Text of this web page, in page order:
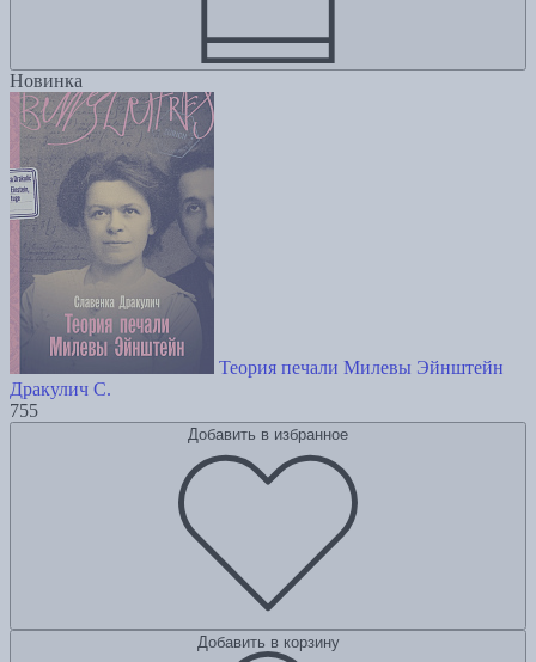
Новинка
Теория печали Милевы Эйнштейн
Дракулич С.
755
Добавить в избранное
Добавить в корзину